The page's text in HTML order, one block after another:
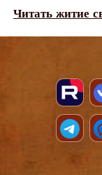
Читать житие